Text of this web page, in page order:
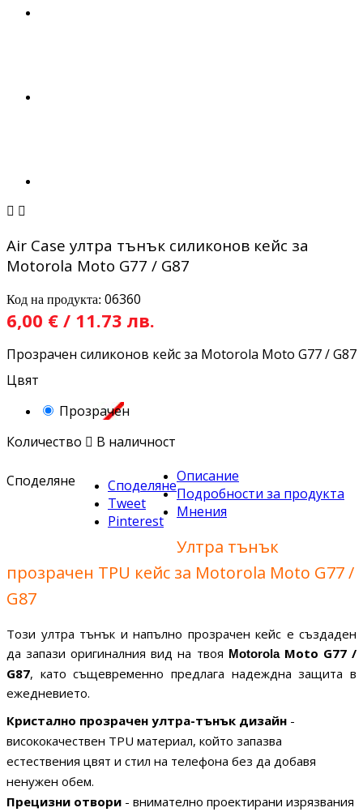
 
Air Case ултра тънък силиконов кейс за
Motorola Moto G77 / G87
Код на продукта: 06360
6,00 € / 11.73 лв.
Прозрачен силиконов кейс за Motorola Moto G77 / G87
Цвят
Прозрачен
Количество  В наличност
Споделяне
Споделяне
Tweet
Pinterest
Описание
Подробности за продукта
Мнения
Ултра тънък
прозрачен TPU кейс за Motorola Moto G77 /
G87
Този ултра тънък и напълно прозрачен кейс е създаден
да запази оригиналния вид на твоя Motorola Moto G77 /
G87, като същевременно предлага надеждна защита в
ежедневието.
Кристално прозрачен ултра-тънък дизайн -
висококачествен TPU материал, който запазва
естествения цвят и стил на телефона без да добавя
ненужен обем.
Прецизни отвори - внимателно проектирани изрязвания